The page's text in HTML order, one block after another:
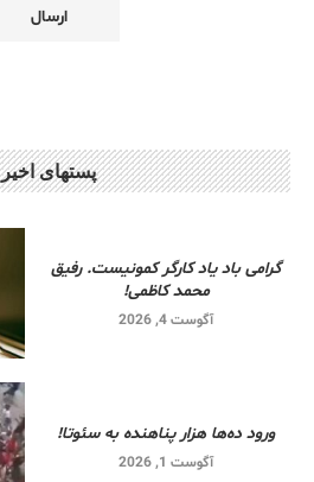
پستهای اخیر
گرامی باد یاد کارگر کمونیست. رفیق
محمد کاظمی!
آگوست 4, 2026
ورود ده‌ها هزار پناهنده به سئوتا!
آگوست 1, 2026